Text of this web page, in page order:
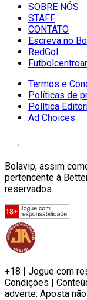
SOBRE NÓS
STAFF
CONTATO
Escreva no
RedGol
Termos e
Políticas de
Política
Ad Choices
Bolavip, assim
pertencente à
reservados.
+18 | Jogue com
Condições |
adverte: Aposta